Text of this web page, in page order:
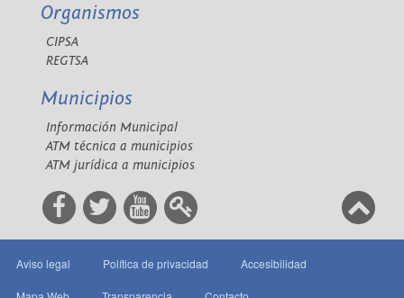
Organismos
CIPSA
REGTSA
Municipios
Información Municipal
ATM técnica a municipios
ATM jurídica a municipios
Aviso legal Política de privacidad Accesibilidad